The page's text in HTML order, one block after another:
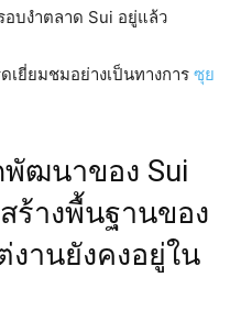
บงำตลาด Sui อยู่แล้ว
เยี่ยมชมอย่างเป็นทางการ ซุย
ฒนาของ Sui
ร้างพื้นฐานของ
งานยังคงอยู่ใน